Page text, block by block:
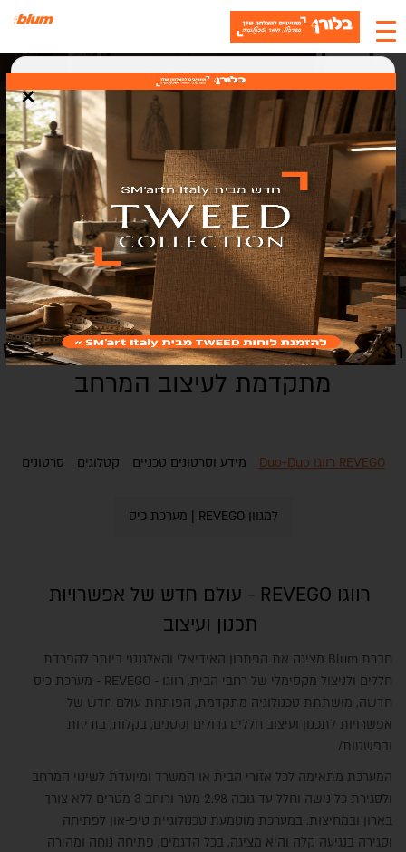
× האתר משתמש בעוגיות
אנחנו משתמשים בעוגיות (Cookies) כדי לשפר את חוויית המשתמש, לנתח
תנועה ולתמוך בתוכן ושירותים. בלחיצה על "אישור" אתם מסכימים לשימוש
בעוגיות.
סגירה
רווגו REVEGO DUO+DUO - מערכת כיס
מתקדמת לעיצוב המרחב
REVEGO רווגו Duo+Duo מידע וסרטונים טכניים קטלוגים סרטונים
למגוון REVEGO | מערכת כיס
רווגו REVEGO - עולם חדש של אפשרויות
תכנון ועיצוב
חברת Blum מציגה את הפתרון האידיאלי והאלגנטי ביותר להפרדת
חללים ולניצול מקסימלי של רחבי הבית, רווגו - REVEGO - מערכת כיס
חדשה, מושתתת טכנולוגיה מתקדמת, הפותחת עולם חדש של
אפשרויות לתכנון ועיצוב חללים גדולים וקטנים, בקלות, בזריזות
ובפשטות/
המערכת מתאימה לכל אזורי הבית או המשרד ומיועדת לשינוי המרחב
ולסגירת כל נישה וחלל עד גובה 2.98 מטר ורוחב 3 מטרים ללא צורך
בארון ובמחיצות. במערכת מוטמעת טכנולוגיית טיפ-און לפתיחה
וסגירה בנגיעה קלה והיא מציגה, בכל הדגמים, פתיחה נוחה ומהירה